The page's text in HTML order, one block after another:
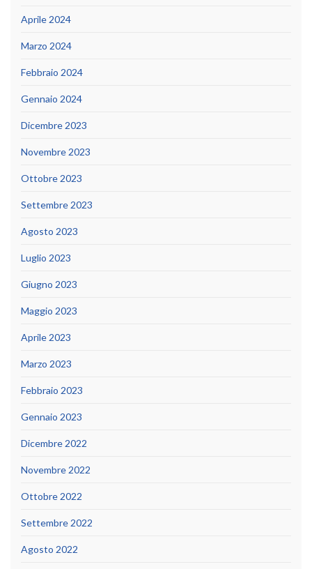
Aprile 2024
Marzo 2024
Febbraio 2024
Gennaio 2024
Dicembre 2023
Novembre 2023
Ottobre 2023
Settembre 2023
Agosto 2023
Luglio 2023
Giugno 2023
Maggio 2023
Aprile 2023
Marzo 2023
Febbraio 2023
Gennaio 2023
Dicembre 2022
Novembre 2022
Ottobre 2022
Settembre 2022
Agosto 2022